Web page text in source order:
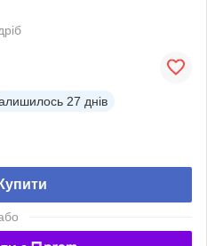
27 днів
Купити